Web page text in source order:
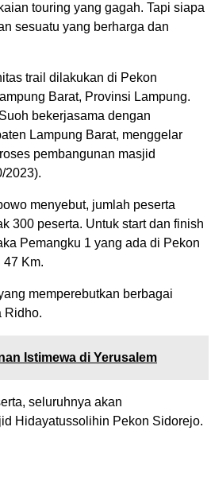
touring yang gagah. Tapi siapa
sesuatu yang berharga dan
trail dilakukan di Pekon
Barat, Provinsi Lampung.
bekerjasama dengan
Lampung Barat, menggelar
pembangunan masjid
2023).
menyebut, jumlah peserta
300 peserta. Untuk start dan finish
Pemangku 1 yang ada di Pekon
Km.
memperebutkan berbagai
Ridho.
Istimewa di Yerusalem
seluruhnya akan
Hidayatussolihin Pekon Sidorejo.